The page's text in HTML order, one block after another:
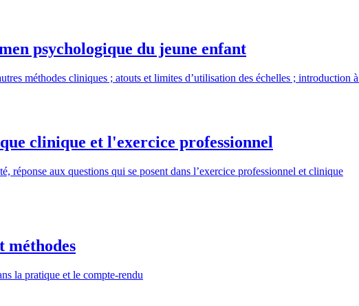
psychologique du jeune enfant
méthodes cliniques ; atouts et limites d’utilisation des échelles ; introduction à
clinique et l'exercice professionnel
réponse aux questions qui se posent dans l’exercice professionnel et clinique
méthodes
la pratique et le compte-rendu